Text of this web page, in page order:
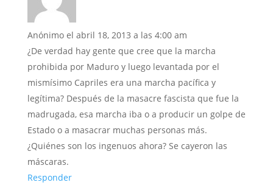
Anónimo el abril 18, 2013 a las 4:00 am
¿De verdad hay gente que cree que la marcha
prohibida por Maduro y luego levantada por el
mismísimo Capriles era una marcha pacífica y
legítima? Después de la masacre fascista que fue la
madrugada, esa marcha iba o a producir un golpe de
Estado o a masacrar muchas personas más.
¿Quiénes son los ingenuos ahora? Se cayeron las
máscaras.
Responder